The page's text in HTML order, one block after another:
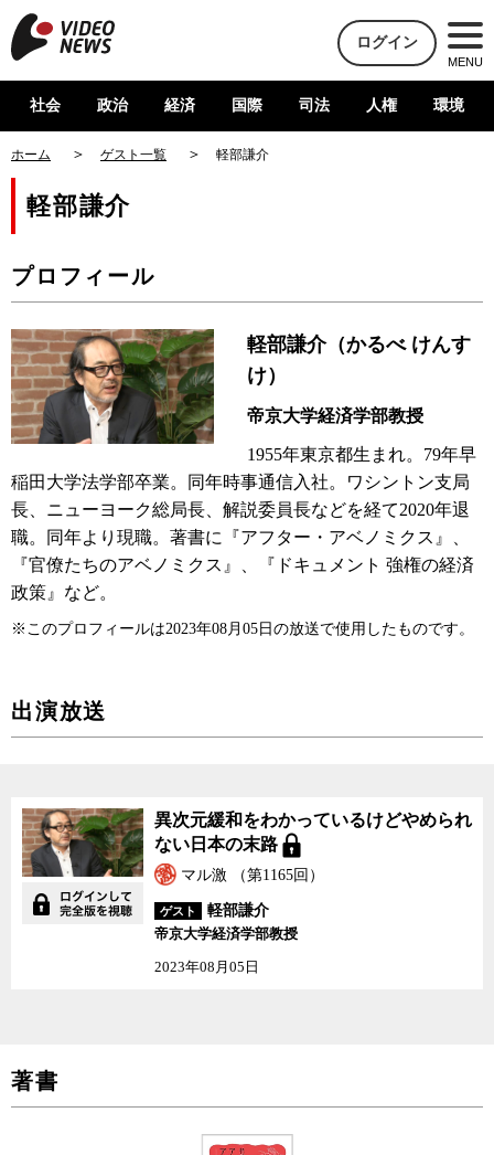
ログイン
MENU
社会 政治 経済 国際 司法 人権 環境
ホーム ゲスト一覧 軽部謙介
軽部謙介
プロフィール
軽部謙介（かるべ けんす
け）
帝京大学経済学部教授
1955年東京都生まれ。79年早
稲田大学法学部卒業。同年時事通信入社。ワシントン支局
長、ニューヨーク総局長、解説委員長などを経て2020年退
職。同年より現職。著書に『アフター・アベノミクス』、
『官僚たちのアベノミクス』、『ドキュメント 強権の経済
政策』など。
※このプロフィールは2023年08月05日の放送で使用したものです。
出演放送
異次元緩和をわかっているけどやめられ
ない日本の末路
マル激 （第1165回）
ゲスト
軽部謙介
帝京大学経済学部教授
2023年08月05日
著書